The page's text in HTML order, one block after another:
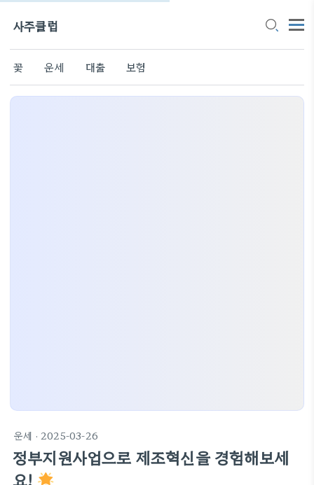
사주클럽
꽃 운세 대출 보험
운세 · 2025-03-26
정부지원사업으로 제조혁신을 경험해보세
요!